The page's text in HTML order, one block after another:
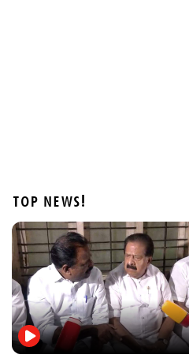
States
'വിമാനം താഴ്ത്തിയത്
ആകാശച്ചുഴി അപകടത്തില്‍
പൈലറ്റ് അസോസിയേഷന്‍
1 hour ago
TOP NEWS!